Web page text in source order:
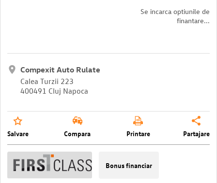
Se incarca optiunile de
finantare...
Compexit Auto Rulate
Calea Turzii 223
400491 Cluj Napoca
Salvare Compara Printare Partajare
Bonus financiar